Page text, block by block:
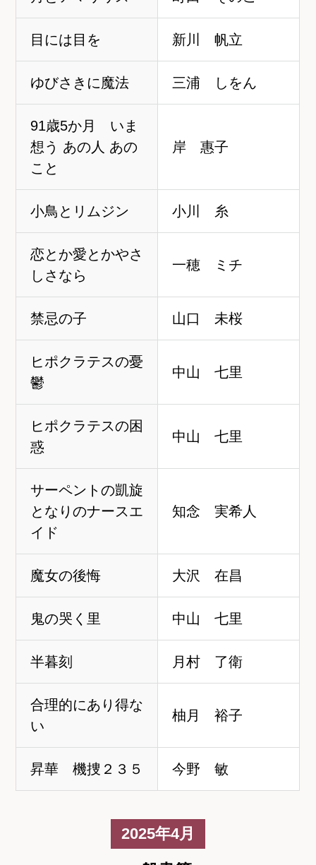
目には目を 新川 帆立
ゆびさきに魔法 三浦 しをん
91歳5か月 いま
想う あの人 あの
こと
岸 惠子
小鳥とリムジン 小川 糸
恋とか愛とかやさ
しさなら
一穂 ミチ
禁忌の子 山口 未桜
ヒポクラテスの憂
鬱
中山 七里
ヒポクラテスの困
惑
中山 七里
サーペントの凱旋
となりのナースエ
イド
知念 実希人
魔女の後悔 大沢 在昌
鬼の哭く里 中山 七里
半暮刻 月村 了衛
合理的にあり得な
い
柚月 裕子
昇華 機捜２３５ 今野 敏
2025年4月